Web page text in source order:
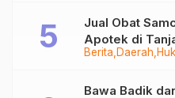
Berita Daerah
Jual Obat
Apotek di
Bawa Badik